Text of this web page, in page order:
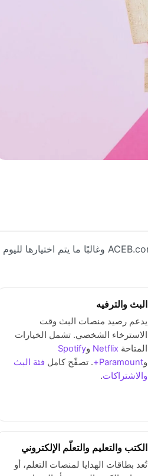
تعتمد الفئة المناسبة على نمط حياة المُستلِمة واهتماماتها. الفئات التالية متاحة للشراء على ACEB.com وغالبًا ما يتم اختيارها لليوم
البث والترفيه
يدعم رصيد منصات البث وقت
الاسترخاء الشخصي. تشمل الخيارات
المتاحة Netflix وSpotify
وParamount+ . تصفّح كامل فئة البث
والاشتراكات.
الكتب والتعليم والتعلّم الإلكتروني
تُعد بطاقات الهدايا لمنصات التعلم، أو